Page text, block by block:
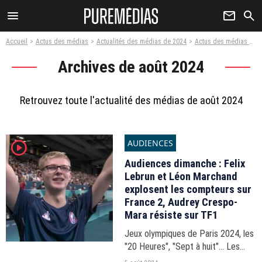
menu newsletter search
Accueil Actus des médias Actualités des médias de 2024 Actus des médias août 2024
Archives de août 2024
Retrouvez toute l'actualité des médias de août 2024
player2 AUDIENCES
Audiences dimanche : Felix
Lebrun et Léon Marchand
explosent les compteurs sur
France 2, Audrey Crespo-
Mara résiste sur TF1
Jeux olympiques de Paris 2024, les
"20 Heures", "Sept à huit"... Les
audiences de la journée du